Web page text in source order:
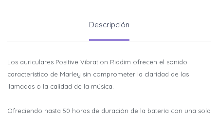
Descripción
Los auriculares Positive Vibration Riddim ofrecen el sonido
característico de Marley sin comprometer la claridad de las
llamadas o la calidad de la música.
Ofreciendo hasta 50 horas de duración de la batería con una sola